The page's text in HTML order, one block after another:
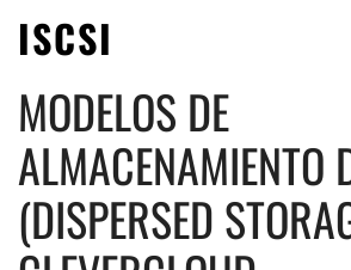
ISCSI
MODELOS DE
ALMACENAMIENTO
(DISPERSED